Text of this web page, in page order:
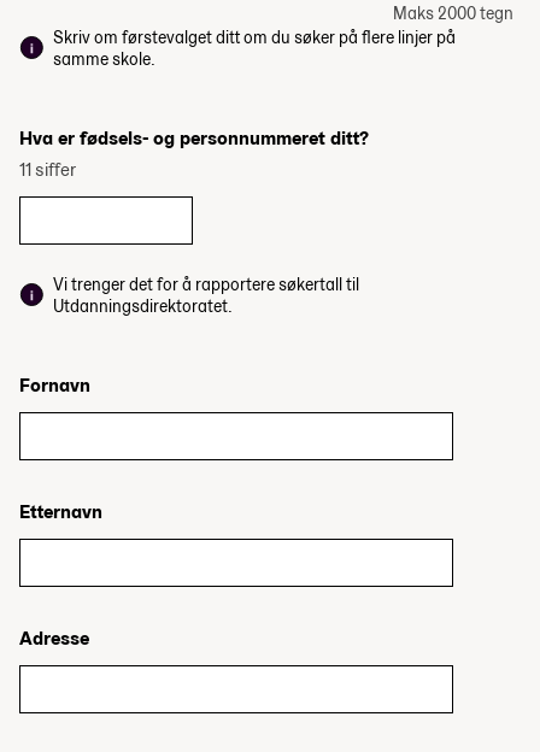
Maks 2000 tegn
Skriv om førstevalget ditt om du søker på flere linjer på
samme skole.
Hva er fødsels- og personnummeret ditt?
11 siffer
Vi trenger det for å rapportere søkertall til
Utdanningsdirektoratet.
Fornavn
Etternavn
Adresse